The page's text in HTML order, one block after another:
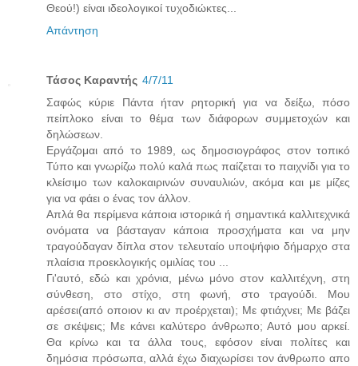
Θεού!) είναι ιδεολογικοί τυχοδιώκτες...
Απάντηση
Τάσος Καραντής 4/7/11
Σαφώς κύριε Πάντα ήταν ρητορική για να δείξω, πόσο
πείπλοκο είναι το θέμα των διάφορων συμμετοχών και
δηλώσεων.
Εργάζομαι από το 1989, ως δημοσιογράφος στον τοπικό
Τύπο και γνωρίζω πολύ καλά πως παίζεται το παιχνίδι για το
κλείσιμο των καλοκαιρινών συναυλιών, ακόμα και με μίζες
για να φάει ο ένας τον άλλον.
Απλά θα περίμενα κάποια ιστορικά ή σημαντικά καλλιτεχνικά
ονόματα να βάσταγαν κάποια προσχήματα και να μην
τραγούδαγαν δίπλα στον τελευταίο υποψήφιο δήμαρχο στα
πλαίσια προεκλογικής ομιλίας του ...
Γι'αυτό, εδώ και χρόνια, μένω μόνο στον καλλιτέχνη, στη
σύνθεση, στο στίχο, στη φωνή, στο τραγούδι. Μου
αρέσει(από οποιον κι αν προέρχεται); Με φτιάχνει; Με βάζει
σε σκέψεις; Με κάνει καλύτερο άνθρωπο; Αυτό μου αρκεί.
Θα κρίνω και τα άλλα τους, εφόσον είναι πολίτες και
δημόσια πρόσωπα, αλλά έχω διαχωρίσει τον άνθρωπο απο